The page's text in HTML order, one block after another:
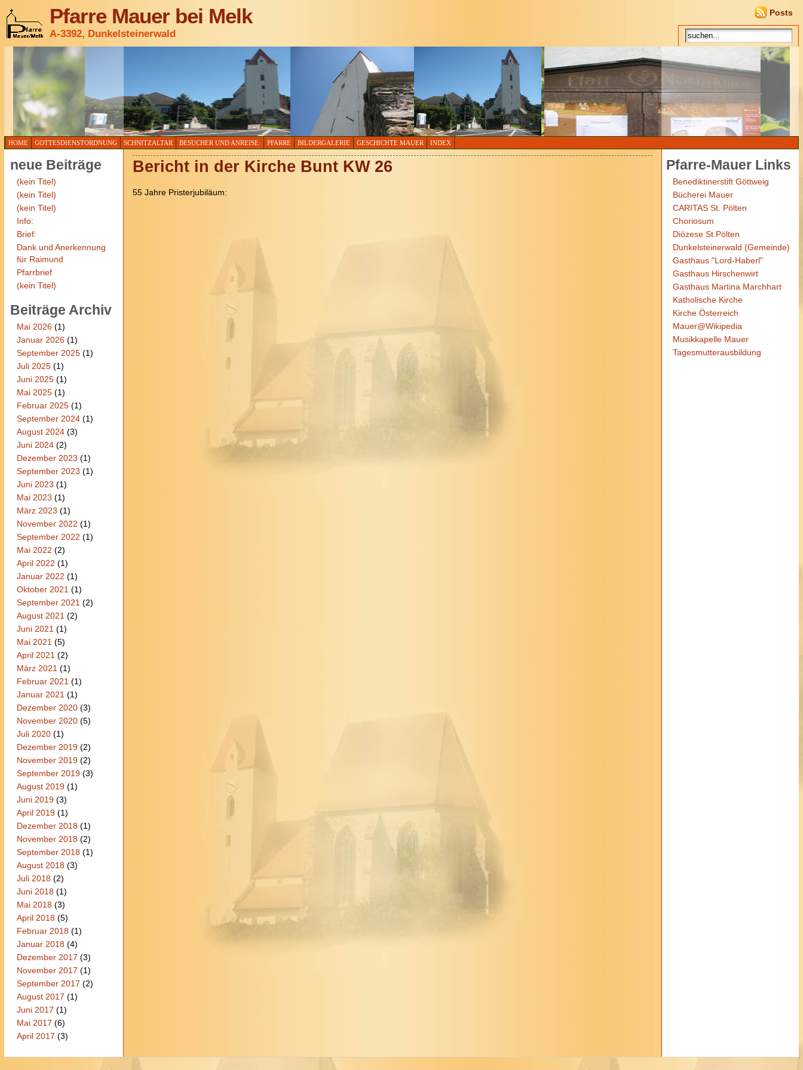
Pfarre Mauer bei Melk
A-3392, Dunkelsteinerwald
Posts
HOME GOTTESDIENSTORDNUNG SCHNITZALTAR BESUCHER UND ANREISE: PFARRE BILDERGALERIE GESCHICHTE MAUER INDEX
neue Beiträge
(kein Titel)
(kein Titel)
(kein Titel)
Info:
Brief:
Dank und Anerkennung
für Raimund
Pfarrbrief
(kein Titel)
Beiträge Archiv
Mai 2026(1)
Januar 2026(1)
September 2025(1)
Juli 2025(1)
Juni 2025(1)
Mai 2025(1)
Februar 2025(1)
September 2024(1)
August 2024(3)
Juni 2024(2)
Dezember 2023 (1)
September 2023 (1)
Juni 2023 (1)
Mai 2023 (1)
März 2023 (1)
November 2022 (1)
September 2022 (1)
Mai 2022 (2)
April 2022 (1)
Januar 2022 (1)
Oktober 2021 (1)
September 2021 (2)
August 2021 (2)
Juni 2021 (1)
Mai 2021 (5)
April 2021 (2)
März 2021 (1)
Februar 2021 (1)
Januar 2021 (1)
Dezember 2020(3)
November 2020(5)
Juli 2020(1)
Dezember 2019(2)
November 2019(2)
September 2019(3)
August 2019(1)
Juni 2019(3)
April 2019(1)
Dezember 2018(1)
November 2018(2)
September 2018(1)
August 2018(3)
Juli 2018(2)
Juni 2018(1)
Mai 2018(3)
April 2018(5)
Februar 2018(1)
Januar 2018(4)
Dezember 2017 (3)
November 2017 (1)
September 2017 (2)
August 2017 (1)
Juni 2017 (1)
Mai 2017 (6)
April 2017 (3)
Bericht in der Kirche Bunt KW 26
55 Jahre Pristerjubiläum:
Pfarre-Mauer Links
Benediktinerstift Göttweig
Bücherei Mauer
CARITAS St. Pölten
Choriosum
Diözese St.Pölten
Dunkelsteinerwald (Gemeinde)
Gasthaus "Lord-Haberl"
Gasthaus Hirschenwirt
Gasthaus Martina Marchhart
Katholische Kirche
Kirche Österreich
Mauer@Wikipedia
Musikkapelle Mauer
Tagesmutterausbildung